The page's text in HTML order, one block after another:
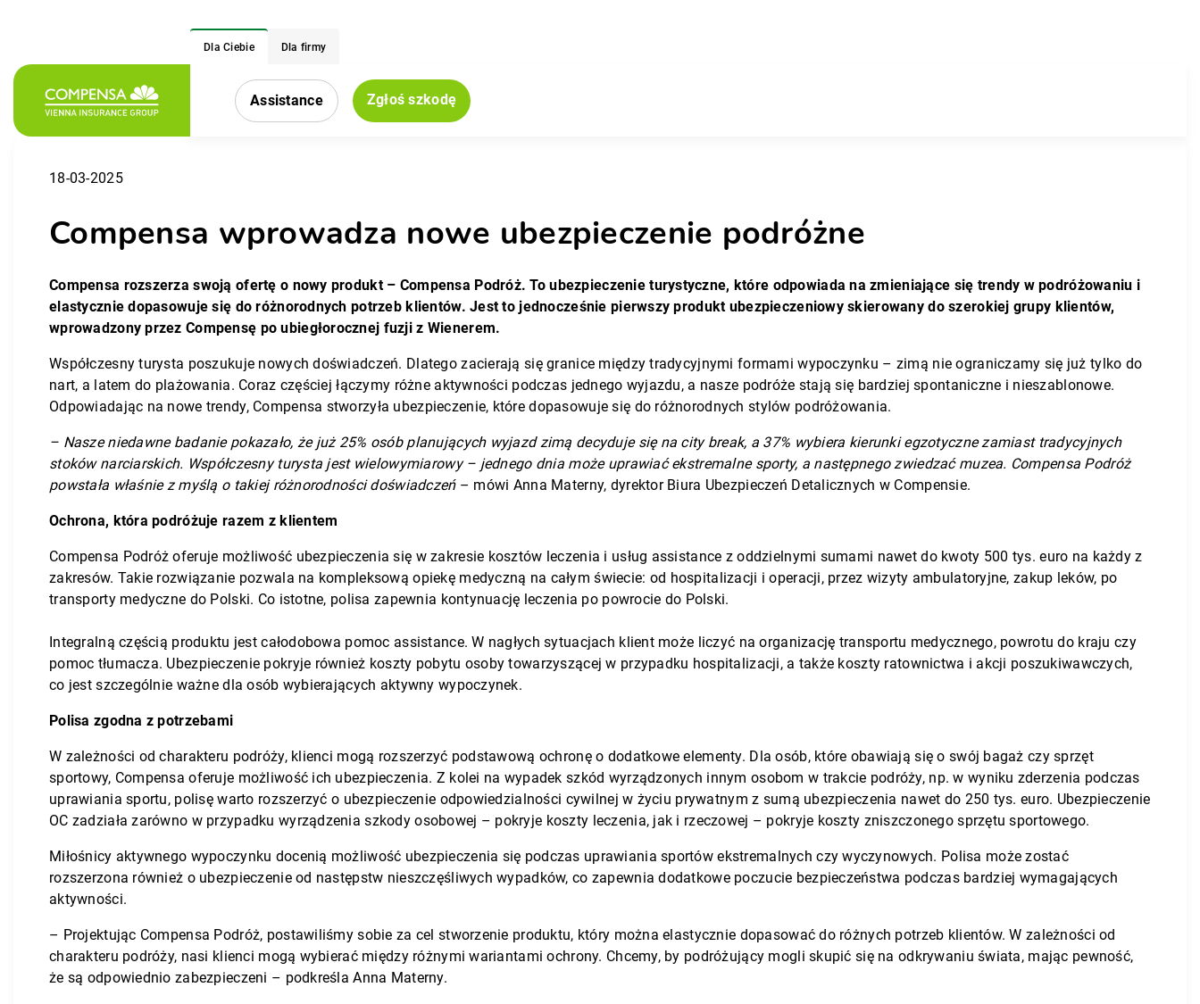
Dla Ciebie Dla firmy
Menu nawigacyjne
Assistance Zgłoś szkodę
18-03-2025
Compensa wprowadza nowe ubezpieczenie podróżne
Compensa rozszerza swoją ofertę o nowy produkt – Compensa Podróż. To ubezpieczenie turystyczne, które odpowiada na zmieniające się trendy w podróżowaniu i
elastycznie dopasowuje się do różnorodnych potrzeb klientów. Jest to jednocześnie pierwszy produkt ubezpieczeniowy skierowany do szerokiej grupy klientów,
wprowadzony przez Compensę po ubiegłorocznej fuzji z Wienerem.
Współczesny turysta poszukuje nowych doświadczeń. Dlatego zacierają się granice między tradycyjnymi formami wypoczynku – zimą nie ograniczamy się już tylko do
nart, a latem do plażowania. Coraz częściej łączymy różne aktywności podczas jednego wyjazdu, a nasze podróże stają się bardziej spontaniczne i nieszablonowe.
Odpowiadając na nowe trendy, Compensa stworzyła ubezpieczenie, które dopasowuje się do różnorodnych stylów podróżowania.
– Nasze niedawne badanie pokazało, że już 25% osób planujących wyjazd zimą decyduje się na city break, a 37% wybiera kierunki egzotyczne zamiast tradycyjnych
stoków narciarskich. Współczesny turysta jest wielowymiarowy – jednego dnia może uprawiać ekstremalne sporty, a następnego zwiedzać muzea. Compensa Podróż
powstała właśnie z myślą o takiej różnorodności doświadczeń– mówi Anna Materny, dyrektor Biura Ubezpieczeń Detalicznych w Compensie.
Ochrona, która podróżuje razem z klientem
Compensa Podróż oferuje możliwość ubezpieczenia się w zakresie kosztów leczenia i usług assistance z oddzielnymi sumami nawet do kwoty 500 tys. euro na każdy z
zakresów. Takie rozwiązanie pozwala na kompleksową opiekę medyczną na całym świecie: od hospitalizacji i operacji, przez wizyty ambulatoryjne, zakup leków, po
transporty medyczne do Polski. Co istotne, polisa zapewnia kontynuację leczenia po powrocie do Polski.
Integralną częścią produktu jest całodobowa pomoc assistance. W nagłych sytuacjach klient może liczyć na organizację transportu medycznego, powrotu do kraju czy
pomoc tłumacza. Ubezpieczenie pokryje również koszty pobytu osoby towarzyszącej w przypadku hospitalizacji, a także koszty ratownictwa i akcji poszukiwawczych,
co jest szczególnie ważne dla osób wybierających aktywny wypoczynek.
Polisa zgodna z potrzebami
W zależności od charakteru podróży, klienci mogą rozszerzyć podstawową ochronę o dodatkowe elementy. Dla osób, które obawiają się o swój bagaż czy sprzęt
sportowy, Compensa oferuje możliwość ich ubezpieczenia. Z kolei na wypadek szkód wyrządzonych innym osobom w trakcie podróży, np. w wyniku zderzenia podczas
uprawiania sportu, polisę warto rozszerzyć o ubezpieczenie odpowiedzialności cywilnej w życiu prywatnym z sumą ubezpieczenia nawet do 250 tys. euro. Ubezpieczenie
OC zadziała zarówno w przypadku wyrządzenia szkody osobowej – pokryje koszty leczenia, jak i rzeczowej – pokryje koszty zniszczonego sprzętu sportowego.
Miłośnicy aktywnego wypoczynku docenią możliwość ubezpieczenia się podczas uprawiania sportów ekstremalnych czy wyczynowych. Polisa może zostać
rozszerzona również o ubezpieczenie od następstw nieszczęśliwych wypadków, co zapewnia dodatkowe poczucie bezpieczeństwa podczas bardziej wymagających
aktywności.
– Projektując Compensa Podróż, postawiliśmy sobie za cel stworzenie produktu, który można elastycznie dopasować do różnych potrzeb klientów. W zależności od
charakteru podróży, nasi klienci mogą wybierać między różnymi wariantami ochrony. Chcemy, by podróżujący mogli skupić się na odkrywaniu świata, mając pewność,
że są odpowiednio zabezpieczeni – podkreśla Anna Materny.